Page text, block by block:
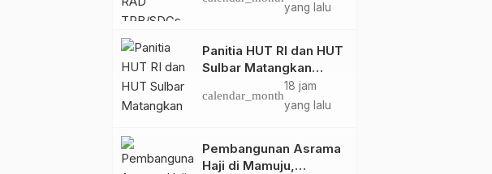
Pembangunanyang lalu
Panitia HUT RI dan HUT
Sulbar Matangkan
Persiapan, Berbagai
Lomba Akan
calendar_month
18 jam
yang lalu
Pembangunan Asrama
Haji di Mamuju,